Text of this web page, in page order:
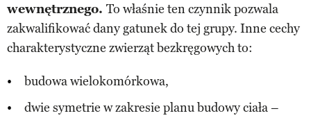
wewnętrznego. To właśnie ten czynnik pozwala
zakwalifikować dany gatunek do tej grupy. Inne cechy
charakterystyczne zwierząt bezkręgowych to:
budowa wielokomórkowa,
dwie symetrie w zakresie planu budowy ciała –